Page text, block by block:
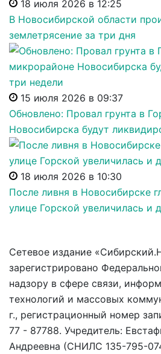
18 июля 2026 в 12:25
В Новосибирской области
землетрясение за три дня
15 июля 2026 в 09:37
Обновлено: Провал грунта в
Новосибирска будут
18 июля 2026 в 10:30
После ливня в Новосибирске
улице Горской увеличилась и
Сетевое издание
зарегистрировано
надзору в сфере связи,
технологий и массовых
г., регистрационный номер
77 - 87788. Учредитель:
Андреевна (СНИЛС 135-795-